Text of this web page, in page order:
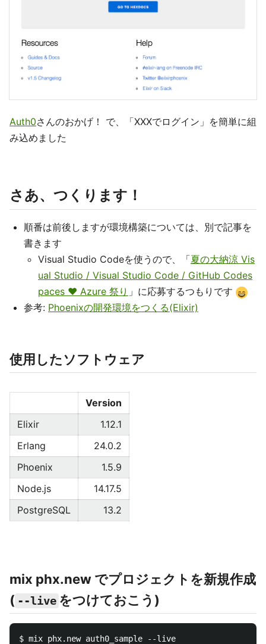
Auth0さんのおかげ！ で、「XXXでログイン」を簡単に組
み込めました
さあ、つくります！
順番は前後しますが環境構築については、別で記事を
書きます
Visual Studio Codeを使うので、「夏の大納涼 Vis
ual Studio / Visual Studio Code / GitHub Codes
paces ♥ Azure 祭り 」に応募するつもりです
参考: Phoenixの開発環境をつくる(Elixir)
使用したソフトウェア
Version
Elixir
1.12.1
Erlang
24.0.2
Phoenix
1.5.9
Node.js
14.17.5
PostgreSQL
13.2
mix phx.new でプロジェクトを新規作成
( --live をつけておこう)